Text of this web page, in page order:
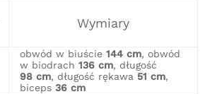
Wymiary
obwód w biuście 144 cm, obwód
w biodrach 136 cm, długość
98 cm, długość rękawa 51 cm,
biceps 36 cm